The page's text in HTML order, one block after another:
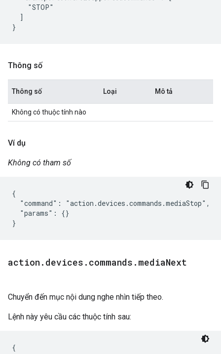
    "STOP"
  ]
Thông số
Thông số Loại Mô tả
Không có thuộc tính nào
Ví dụ
Không có tham số
{
  "command": "action.devices.commands.mediaStop",
  "params": {}
}
action . devices . commands . mediaNext
Chuyển đến mục nội dung nghe nhìn tiếp theo.
Lệnh này yêu cầu các thuộc tính sau:
{